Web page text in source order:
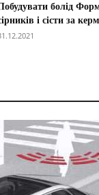
болід
і сісти за